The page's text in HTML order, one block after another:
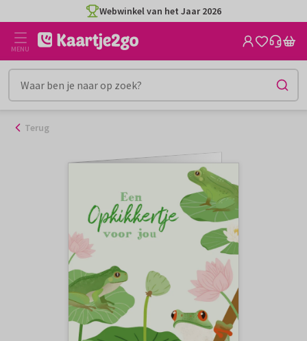
naar
inhoud
Webwinkel van het Jaar 2026
MENU
Terug